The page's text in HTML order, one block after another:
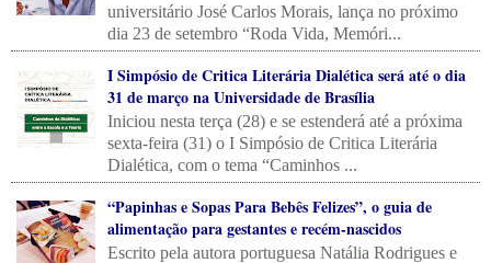
universitário José Carlos Morais, lança no próximo
dia 23 de setembro “Roda Vida, Memóri...
I Simpósio de Critica Literária Dialética será até o dia
31 de março na Universidade de Brasília
Iniciou nesta terça (28) e se estenderá até a próxima
sexta-feira (31) o I Simpósio de Critica Literária
Dialética, com o tema “Caminhos ...
“Papinhas e Sopas Para Bebês Felizes”, o guia de
alimentação para gestantes e recém-nascidos
Escrito pela autora portuguesa Natália Rodrigues e